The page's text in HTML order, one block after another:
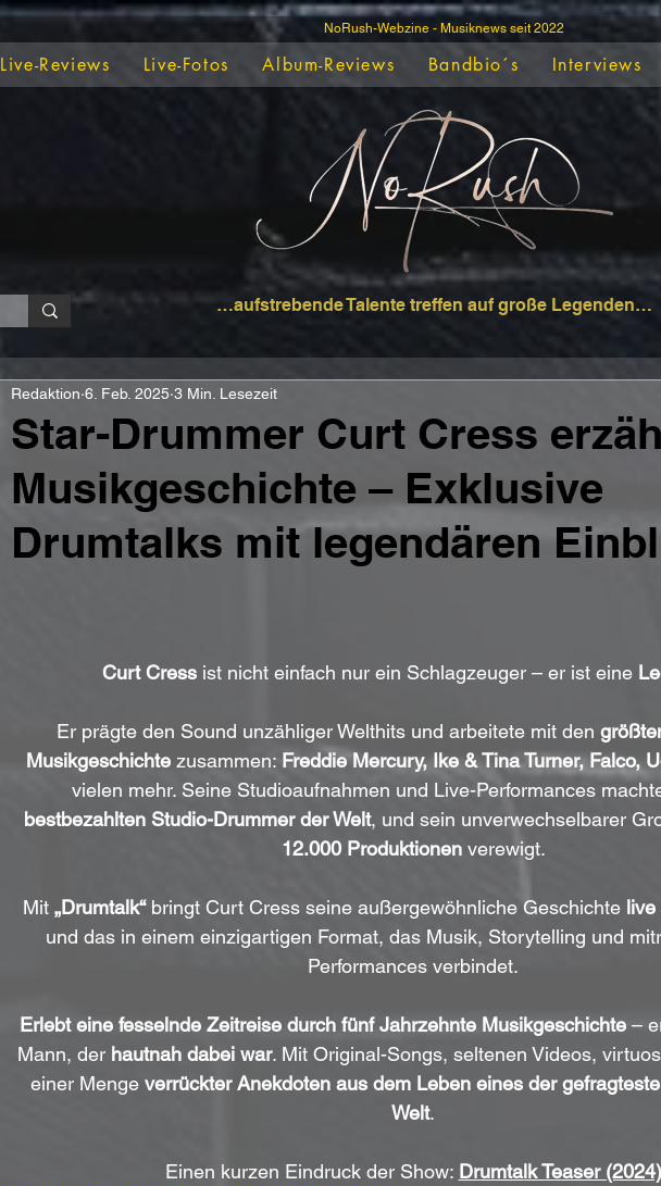
NoRush-Webzine - Musiknews seit 2022
Live-Reviews Live-Fotos Album-Reviews Bandbio´s Interviews
…aufstrebende Talente treffen auf große Legenden…
Star-Drummer Curt Cress
Musikgeschichte – Exklusive
Drumtalks mit legendären
Redaktion 6. Feb. 2025 3 Min. Lesezeit
Curt Cress ist nicht einfach nur ein Schlagzeuger – er ist eine
Er prägte den Sound unzähliger Welthits und arbeitete mit den
Musikgeschichte zusammen: Freddie Mercury, Ike & Tina Turner, Falco,
vielen mehr. Seine Studioaufnahmen und Live-Performances
bestbezahlten Studio-Drummer der Welt, und sein unverwechselbarer
12.000 Produktionen verewigt.
Mit „Drumtalk“ bringt Curt Cress seine außergewöhnliche Geschichte live
und das in einem einzigartigen Format, das Musik, Storytelling und
Performances verbindet.
Erlebt eine fesselnde Zeitreise durch fünf Jahrzehnte Musikgeschichte –
Mann, der hautnah dabei war. Mit Original-Songs, seltenen Videos,
einer Menge verrückter Anekdoten aus dem Leben eines der
Welt.
Einen kurzen Eindruck der Show: Drumtalk Teaser (2024)